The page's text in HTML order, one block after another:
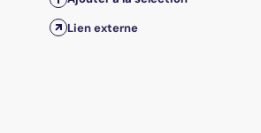
Lien externe